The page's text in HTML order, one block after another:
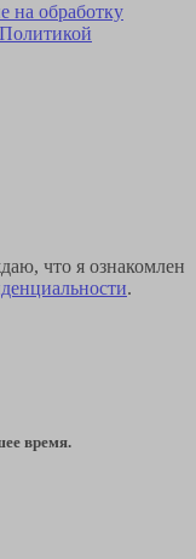
на обработку
Политикой
что я ознакомлен
.
время.